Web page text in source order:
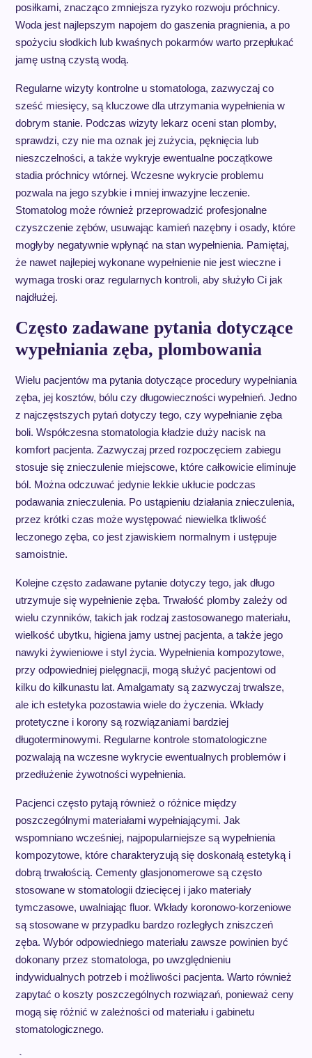
posiłkami, znacząco zmniejsza ryzyko rozwoju próchnicy.
Woda jest najlepszym napojem do gaszenia pragnienia, a po
spożyciu słodkich lub kwaśnych pokarmów warto przepłukać
jamę ustną czystą wodą.
Regularne wizyty kontrolne u stomatologa, zazwyczaj co
sześć miesięcy, są kluczowe dla utrzymania wypełnienia w
dobrym stanie. Podczas wizyty lekarz oceni stan plomby,
sprawdzi, czy nie ma oznak jej zużycia, pęknięcia lub
nieszczelności, a także wykryje ewentualne początkowe
stadia próchnicy wtórnej. Wczesne wykrycie problemu
pozwala na jego szybkie i mniej inwazyjne leczenie.
Stomatolog może również przeprowadzić profesjonalne
czyszczenie zębów, usuwając kamień nazębny i osady, które
mogłyby negatywnie wpłynąć na stan wypełnienia. Pamiętaj,
że nawet najlepiej wykonane wypełnienie nie jest wieczne i
wymaga troski oraz regularnych kontroli, aby służyło Ci jak
najdłużej.
Często zadawane pytania dotyczące
wypełniania zęba, plombowania
Wielu pacjentów ma pytania dotyczące procedury wypełniania
zęba, jej kosztów, bólu czy długowieczności wypełnień. Jedno
z najczęstszych pytań dotyczy tego, czy wypełnianie zęba
boli. Współczesna stomatologia kładzie duży nacisk na
komfort pacjenta. Zazwyczaj przed rozpoczęciem zabiegu
stosuje się znieczulenie miejscowe, które całkowicie eliminuje
ból. Można odczuwać jedynie lekkie ukłucie podczas
podawania znieczulenia. Po ustąpieniu działania znieczulenia,
przez krótki czas może występować niewielka tkliwość
leczonego zęba, co jest zjawiskiem normalnym i ustępuje
samoistnie.
Kolejne często zadawane pytanie dotyczy tego, jak długo
utrzymuje się wypełnienie zęba. Trwałość plomby zależy od
wielu czynników, takich jak rodzaj zastosowanego materiału,
wielkość ubytku, higiena jamy ustnej pacjenta, a także jego
nawyki żywieniowe i styl życia. Wypełnienia kompozytowe,
przy odpowiedniej pielęgnacji, mogą służyć pacjentowi od
kilku do kilkunastu lat. Amalgamaty są zazwyczaj trwalsze,
ale ich estetyka pozostawia wiele do życzenia. Wkłady
protetyczne i korony są rozwiązaniami bardziej
długoterminowymi. Regularne kontrole stomatologiczne
pozwalają na wczesne wykrycie ewentualnych problemów i
przedłużenie żywotności wypełnienia.
Pacjenci często pytają również o różnice między
poszczególnymi materiałami wypełniającymi. Jak
wspomniano wcześniej, najpopularniejsze są wypełnienia
kompozytowe, które charakteryzują się doskonałą estetyką i
dobrą trwałością. Cementy glasjonomerowe są często
stosowane w stomatologii dziecięcej i jako materiały
tymczasowe, uwalniając fluor. Wkłady koronowo-korzeniowe
są stosowane w przypadku bardzo rozległych zniszczeń
zęba. Wybór odpowiedniego materiału zawsze powinien być
dokonany przez stomatologa, po uwzględnieniu
indywidualnych potrzeb i możliwości pacjenta. Warto również
zapytać o koszty poszczególnych rozwiązań, ponieważ ceny
mogą się różnić w zależności od materiału i gabinetu
stomatologicznego.